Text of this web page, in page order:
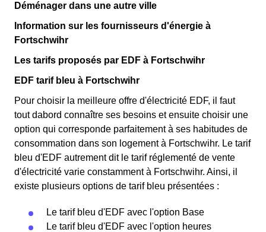
Déménager dans une autre ville
Information sur les fournisseurs d'énergie à
Fortschwihr
Les tarifs proposés par EDF à Fortschwihr
EDF tarif bleu à Fortschwihr
Pour choisir la meilleure offre d'électricité EDF, il faut
tout dabord connaître ses besoins et ensuite choisir une
option qui corresponde parfaitement à ses habitudes de
consommation dans son logement à Fortschwihr. Le tarif
bleu d'EDF autrement dit le tarif réglementé de vente
d'électricité varie constamment à Fortschwihr. Ainsi, il
existe plusieurs options de tarif bleu présentées :
Le tarif bleu d'EDF avec l'option Base
Le tarif bleu d'EDF avec l'option heures